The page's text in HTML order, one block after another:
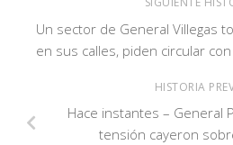
Un sector de General Villegas
en sus calles, piden circular
HISTORIA
Hace instantes – General
tensión cayeron